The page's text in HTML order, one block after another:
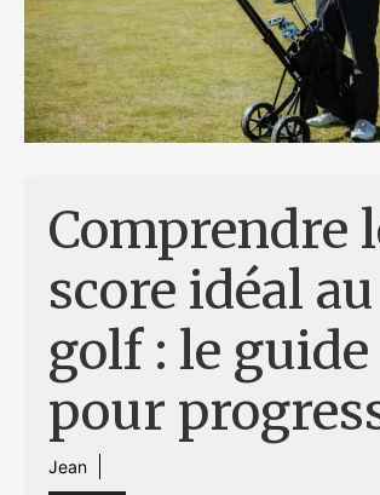
Comprendre
score idéal au
golf : le guide
pour
Jean